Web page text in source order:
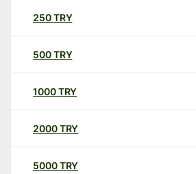
250TRY
500TRY
1000TRY
2000TRY
5000TRY